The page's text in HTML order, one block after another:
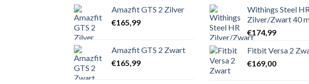
Amazfit GTS 2 Zilver
€165,99
Amazfit GTS 2 Zwart
€165,99
Withings Steel
Zilver/Zwart 40
€174,99
Fitbit Versa 2
€169,00